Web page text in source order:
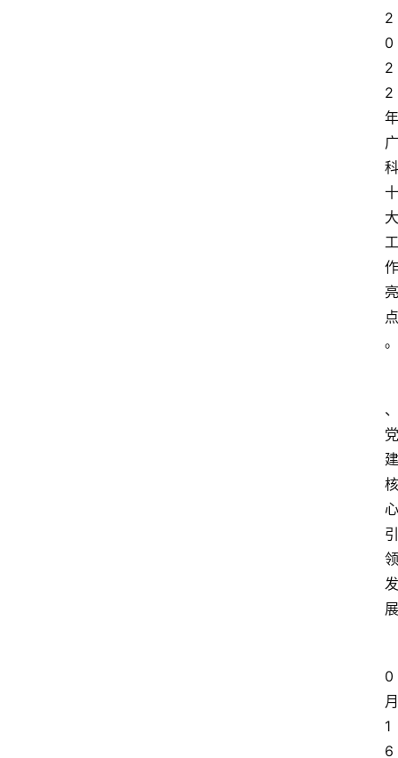
2
0
2
2
年
广
科
十
大
工
作
亮
点
。
、
党
建
核
心
引
领
发
展
0
月
1
6